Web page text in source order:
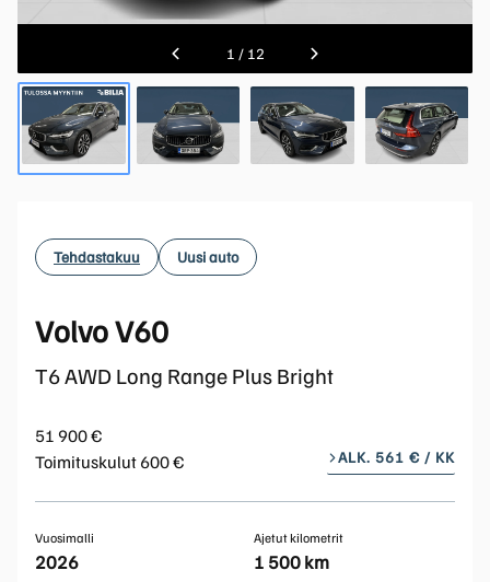
1 / 12
Tehdastakuu Uusi auto
Volvo V60
T6 AWD Long Range Plus Bright
51 900 €
Toimituskulut 600 €
ALK. 561 € / KK
Vuosimalli
2026
Ajetut kilometrit
1 500 km